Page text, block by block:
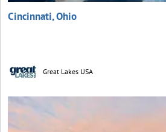
Cincinnati, Ohio
Great Lakes USA